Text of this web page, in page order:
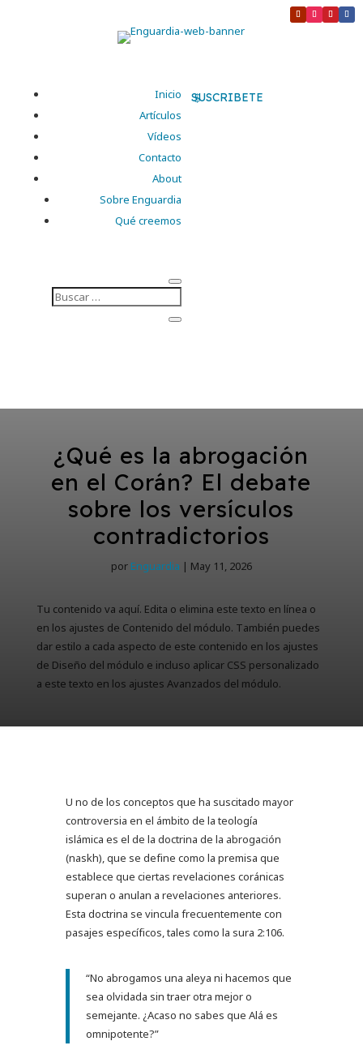
Inicio
Artículos
Vídeos
Contacto
About
Sobre Enguardia
Qué creemos
SUSCRIBETE
¿Qué es la abrogación
en el Corán? El debate
sobre los versículos
contradictorios
por Enguardia | May 11, 2026
Tu contenido va aquí. Edita o elimina este texto en línea o
en los ajustes de Contenido del módulo. También puedes
dar estilo a cada aspecto de este contenido en los ajustes
de Diseño del módulo e incluso aplicar CSS personalizado
a este texto en los ajustes Avanzados del módulo.
U no de los conceptos que ha suscitado mayor
controversia en el ámbito de la teología
islámica es el de la doctrina de la abrogación
(naskh), que se define como la premisa que
establece que ciertas revelaciones coránicas
superan o anulan a revelaciones anteriores.
Esta doctrina se vincula frecuentemente con
pasajes específicos, tales como la sura 2:106.
“No abrogamos una aleya ni hacemos que
sea olvidada sin traer otra mejor o
semejante. ¿Acaso no sabes que Alá es
omnipotente?”